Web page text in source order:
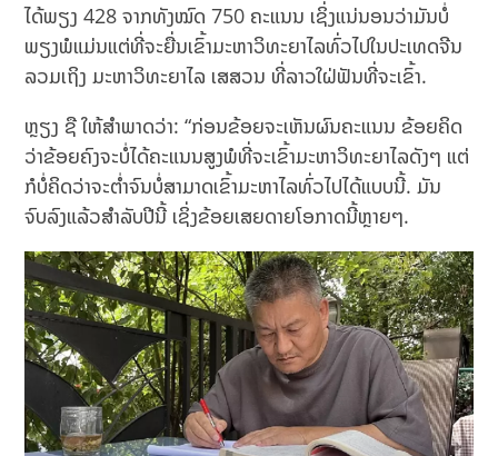
ໄດ້ພຽງ 428 ຈາກທັງໝົດ 750 ຄະແນນ ເຊິ່ງແນ່ນອນວ່າມັນບໍ່
ພຽງພໍແມ່ນແຕ່ທີ່ຈະຍື່ນເຂົ້າມະຫາວິທະຍາໄລທົ່ວໄປໃນປະເທດຈີນ
ລວມເຖິງ ມະຫາວິທະຍາໄລ ເສສວນ ທີ່ລາວໃຝ່ຟັນທີ່ຈະເຂົ້າ.
ຫຼຽງ ຊື ໃຫ້ສຳພາດວ່າ: “ກ່ອນຂ້ອຍຈະເຫັນຜົນຄະແນນ ຂ້ອຍຄິດ
ວ່າຂ້ອຍຄົງຈະບໍ່ໄດ້ຄະແນນສູງພໍທີ່ຈະເຂົ້າມະຫາວິທະຍາໄລດັງໆ ແຕ່
ກໍບໍ່ຄິດວ່າຈະຕໍ່າຈົນບໍ່ສາມາດເຂົ້າມະຫາໄລທົ່ວໄປໄດ້ແບບນີ້. ມັນ
ຈົບລົງແລ້ວສຳລັບປີນີ້ ເຊິ່ງຂ້ອຍເສຍດາຍໂອກາດນີ້ຫຼາຍໆ.